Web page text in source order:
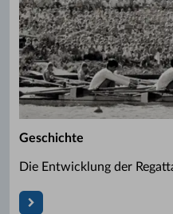
Geschichte
Die Entwicklung der